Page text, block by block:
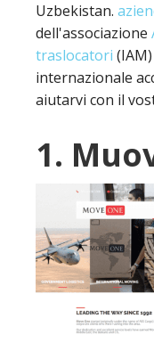
Uzbekistan.
dell'associazione
traslocatori
internazionale
aiutarvi con il
1.